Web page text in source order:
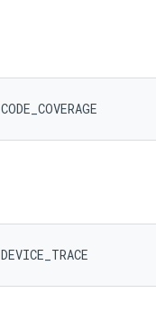
CODE_COVERAGE
DEVICE_TRACE